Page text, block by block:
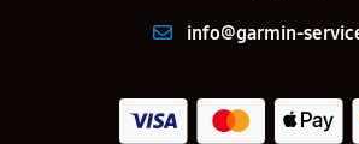
info@garmin-